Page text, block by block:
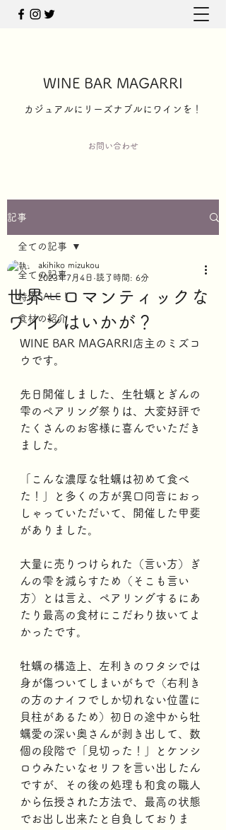
WINE BAR MAGARRI
​カジュアルにリーズナブルにワインを！
お問い合わせ
記事
全ての記事
特価SALE！
食材の紹介
全ての記事
世界一ロマンティックな
ワインはいかが？
akihiko mizukou
2023年7月4日 読了時間: 6分
WINE BAR MAGARRI店主のミズコ
ウです。
先日開催しました、生牡蠣とぎんの
雫のペアリング祭りは、大変好評で
たくさんのお客様に喜んでいただき
ました。
「こんな濃厚な牡蠣は初めて食べ
た！」と多くの方が異口同音におっ
しゃっていただいて、開催した甲斐
がありました。
大量に売りつけられた（言い方）ぎ
んの雫を減らすため（そこも言い
方）とは言え、ペアリングするにあ
たり最高の食材にこだわり抜いてよ
かったです。
牡蠣の構造上、左利きのワタシでは
身が傷ついてしまいがちで（右利き
の方のナイフでしか切れない位置に
貝柱があるため）初日の途中から牡
蠣愛の深い奥さんが剥き出して、数
個の段階で「見切った！」とケンシ
ロウみたいなセリフを言い出したん
ですが、その後の処理も和食の職人
から伝授された方法で、最高の状態
でお出し出来たと自負しておりま